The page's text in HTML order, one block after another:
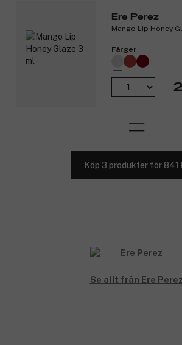
Ere Perez
Mango Lip Honey
Färger
Köp 3 produkter för 841
Se allt från Ere Perez